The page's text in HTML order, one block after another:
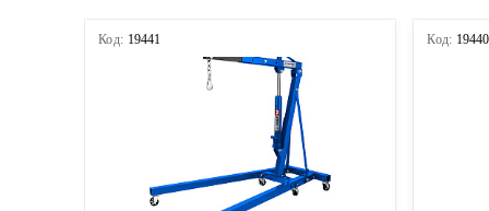
Код: 19441 Код: 19440